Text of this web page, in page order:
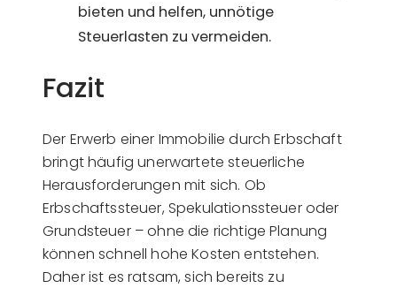
bieten und helfen, unnötige
Steuerlasten zu vermeiden.
Fazit
Der Erwerb einer Immobilie durch Erbschaft
bringt häufig unerwartete steuerliche
Herausforderungen mit sich. Ob
Erbschaftssteuer, Spekulationssteuer oder
Grundsteuer – ohne die richtige Planung
können schnell hohe Kosten entstehen.
Daher ist es ratsam, sich bereits zu